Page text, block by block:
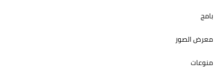
بامج
معرض الصور
منوعات